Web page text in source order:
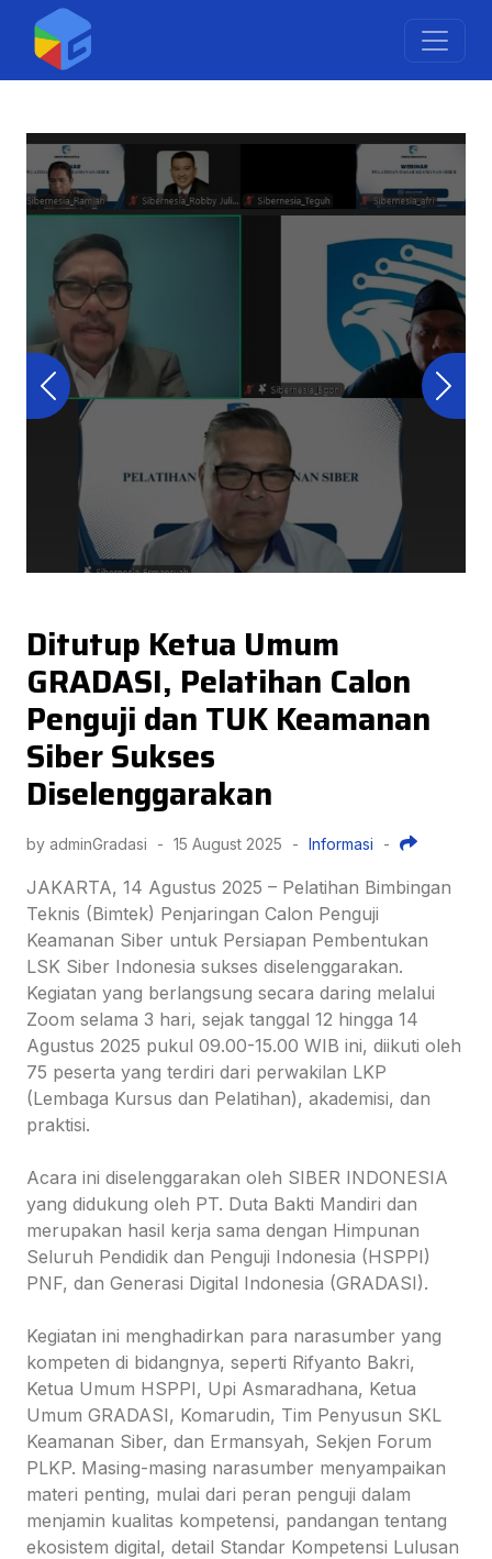
Previous Next
Ditutup Ketua Umum
GRADASI, Pelatihan Calon
Penguji dan TUK Keamanan
Siber Sukses
Diselenggarakan
by adminGradasi - 15 August 2025 - Informasi -
JAKARTA, 14 Agustus 2025 – Pelatihan Bimbingan
Teknis (Bimtek) Penjaringan Calon Penguji
Keamanan Siber untuk Persiapan Pembentukan
LSK Siber Indonesia sukses diselenggarakan.
Kegiatan yang berlangsung secara daring melalui
Zoom selama 3 hari, sejak tanggal 12 hingga 14
Agustus 2025 pukul 09.00-15.00 WIB ini, diikuti oleh
75 peserta yang terdiri dari perwakilan LKP
(Lembaga Kursus dan Pelatihan), akademisi, dan
praktisi.
Acara ini diselenggarakan oleh SIBER INDONESIA
yang didukung oleh PT. Duta Bakti Mandiri dan
merupakan hasil kerja sama dengan Himpunan
Seluruh Pendidik dan Penguji Indonesia (HSPPI)
PNF, dan Generasi Digital Indonesia (GRADASI).
Kegiatan ini menghadirkan para narasumber yang
kompeten di bidangnya, seperti Rifyanto Bakri,
Ketua Umum HSPPI, Upi Asmaradhana, Ketua
Umum GRADASI, Komarudin, Tim Penyusun SKL
Keamanan Siber, dan Ermansyah, Sekjen Forum
PLKP. Masing-masing narasumber menyampaikan
materi penting, mulai dari peran penguji dalam
menjamin kualitas kompetensi, pandangan tentang
ekosistem digital, detail Standar Kompetensi Lulusan